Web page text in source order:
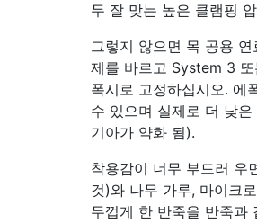
두 잘 맞는 높은 클램핑
그렇지 않으면 목 공용
제를 바르고 System 3
폭시로 고정하십시오. 에
수 있으며 실제로 더 낮
기아가 약화 됨).
착용감이 너무 부드러 우
것)와 나무 가루, 마이크
두껍게 한 반죽을 반죽과